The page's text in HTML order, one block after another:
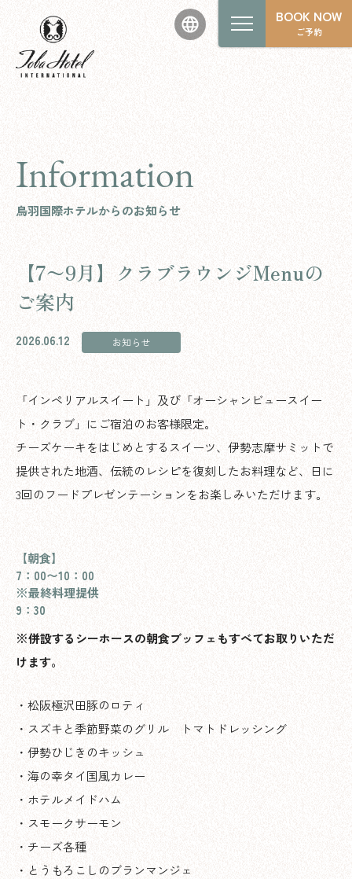
BOOK NOW
ご予約
Information
鳥羽国際ホテルからのお知らせ
【7〜9月】クラブラウンジMenuの
ご案内
2026.06.12 お知らせ
「インペリアルスイート」及び「オーシャンビュースイー
ト・クラブ」にご宿泊のお客様限定。
チーズケーキをはじめとするスイーツ、伊勢志摩サミットで
提供された地酒、伝統のレシピを復刻したお料理など、日に
3回のフードプレゼンテーションをお楽しみいただけます。
【朝食】
7：00〜10：00
※最終料理提供
9：30
※併設するシーホースの朝食ブッフェもすべてお取りいただ
けます。
・松阪極沢田豚のロティ
・スズキと季節野菜のグリル トマトドレッシング
・伊勢ひじきのキッシュ
・海の幸タイ国風カレー
・ホテルメイドハム
・スモークサーモン
・チーズ各種
・とうもろこしのブランマンジェ